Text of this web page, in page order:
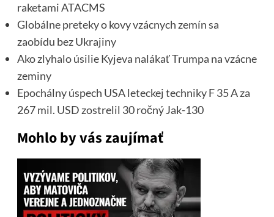
raketami ATACMS
Globálne preteky o kovy vzácnych zemín sa
zaobídu bez Ukrajiny
Ako zlyhalo úsilie Kyjeva nalákať Trumpa na vzácne
zeminy
Epochálny úspech USA leteckej techniky F 35 A za
267 mil. USD zostrelil 30 ročný Jak-130
Mohlo by vás zaujímať